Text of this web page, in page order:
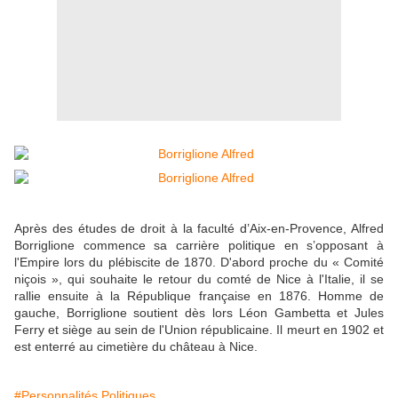
Après des études de droit à la faculté d’Aix-en-Provence, Alfred
Borriglione commence sa carrière politique en s’opposant à
l'Empire lors du plébiscite de 1870. D'abord proche du « Comité
niçois », qui souhaite le retour du comté de Nice à l'Italie, il se
rallie ensuite à la République française en 1876. Homme de
gauche, Borriglione soutient dès lors Léon Gambetta et Jules
Ferry et siège au sein de l'Union républicaine. Il meurt en 1902 et
est enterré au cimetière du château à Nice.